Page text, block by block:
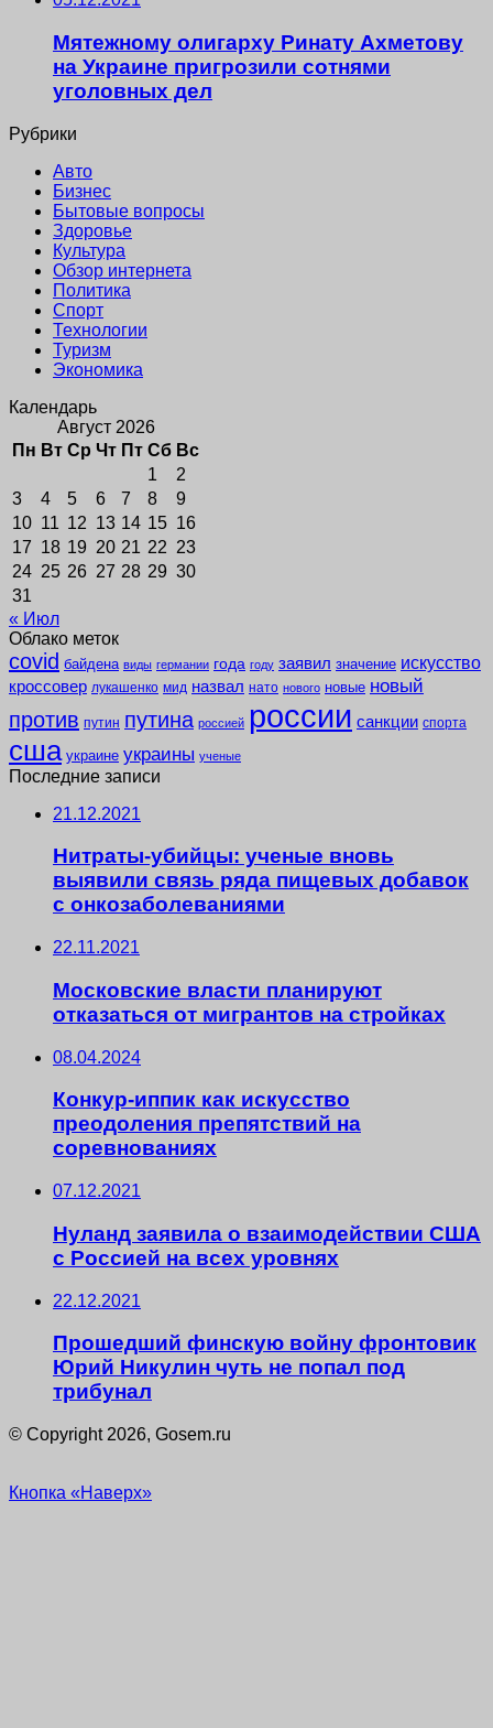
Мятежному олигарху Ринату Ахметову
на Украине пригрозили сотнями
уголовных дел
Рубрики
Авто
Бизнес
Бытовые вопросы
Здоровье
Культура
Обзор интернета
Политика
Спорт
Технологии
Туризм
Экономика
Календарь
Август 2026
Пн Вт Ср Чт Пт Сб Вс
1
2
3
4 5 6 7 8
9
10 11 12 13 14 15 16
17 18 19 20 21 22 23
24 25 26 27 28 29 30
31
« Июл
Облако меток
covid байдена виды германии года году заявил значение искусство
кроссовер лукашенко мид назвал нато нового новые новый
против путин путина россией россии санкции спорта
сша украине украины ученые
Последние записи
21.12.2021
Нитраты-убийцы: ученые вновь
выявили связь ряда пищевых добавок
с онкозаболеваниями
22.11.2021
Московские власти планируют
отказаться от мигрантов на стройках
08.04.2024
Конкур-иппик как искусство
преодоления препятствий на
соревнованиях
07.12.2021
Нуланд заявила о взаимодействии США
с Россией на всех уровнях
22.12.2021
Прошедший финскую войну фронтовик
Юрий Никулин чуть не попал под
трибунал
© Copyright 2026, Gosem.ru
Кнопка «Наверх»